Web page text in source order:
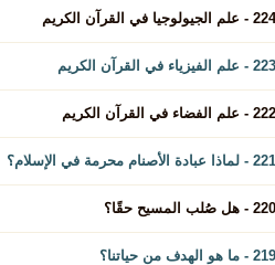
224 - علم الجيولوجيا في القرآن الكريم
223 - علم الفيزياء في القرآن الكريم
222 - علم الفضاء في القرآن الكريم
221 - لماذا عبادة الأصنام محرمة في الإسلام؟
220 - هل صُلب المسيح حقًا؟
219 - ما هو الهدف من حياتنا؟